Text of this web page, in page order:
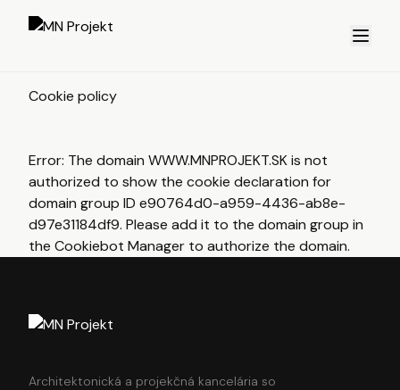
Cookie policy
Error: The domain WWW.MNPROJEKT.SK is not
authorized to show the cookie declaration for
domain group ID e90764d0-a959-4436-ab8e-
d97e31184df9. Please add it to the domain group in
the Cookiebot Manager to authorize the domain.
Architektonická a projekčná kancelária so